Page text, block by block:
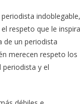
indoblegable,
respeto que le
de un periodista
merecen respeto los
y el